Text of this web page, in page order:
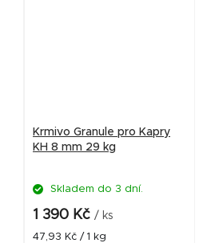
Krmivo Granule pro Kapry
KH 8 mm 29 kg
Skladem do 3 dní.
1 390 Kč / ks
Měrná
47,93 Kč / 1 kg